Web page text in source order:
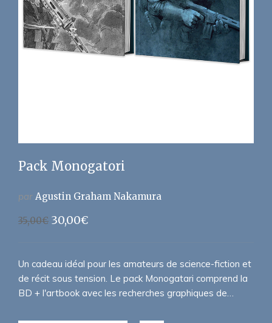
Pack Monogatori
par Agustin Graham Nakamura
35,00€ Le
était :
35,00€.
30,00€Le
est :
30,00€.
Un cadeau idéal pour les amateurs de science-fiction et
de récit sous tension. Le pack Monogatari comprend la
BD + l'artbook avec les recherches graphiques de…